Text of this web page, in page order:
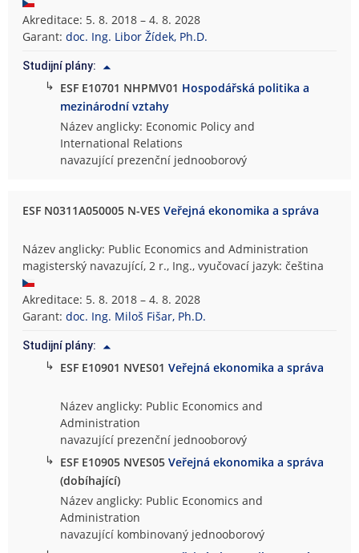
Akreditace: 5. 8. 2018 – 4. 8. 2028
Garant:doc. Ing. Libor Žídek, Ph.D.
Studijní plány:
↳ ESF E10701 NHPMV01 Hospodářská politika a
mezinárodní vztahy
Název anglicky: Economic Policy and
International Relations
navazující prezenční jednooborový
ESF N0311A050005 N-VESVeřejná ekonomika a správa
Název anglicky: Public Economics and Administration
magisterský navazující, 2 r., Ing., vyučovací jazyk: čeština
Akreditace: 5. 8. 2018 – 4. 8. 2028
Garant:doc. Ing. Miloš Fišar, Ph.D.
Studijní plány:
↳ ESF E10901 NVES01Veřejná ekonomika a správa
Název anglicky: Public Economics and
Administration
navazující prezenční jednooborový
↳ ESF E10905 NVES05Veřejná ekonomika a správa
(dobíhající)
Název anglicky: Public Economics and
Administration
navazující kombinovaný jednooborový